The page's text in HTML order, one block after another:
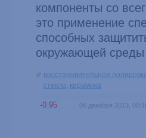
компоненты со
это применение
способных
окружающей среды
восстановительная
стекло, керамика
-0.95 06 декабря 2013,